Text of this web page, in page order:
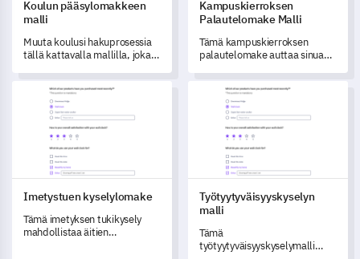
Koulun pääsylomakkeen
malli
Muuta koulusi hakuprosessia
tällä kattavalla mallilla, joka
tärkeitä opiskelija- ja
huoltajatietoja.
Kampuskierroksen
Palautelomake Malli
Tämä kampuskierroksen
palautelomake auttaa sinua
kampuskierroksesi vahvuudet
ja kehitysalueet.
Imetystuen kyselylomake
Imetystuen kyselylomake
Tämä imetyksen tukikysely
mahdollistaa äitien
Työtyytyväisyyskyselyn malli
Työtyytyväisyyskyselyn
malli
Tämä
työtyytyväisyyskyselymalli